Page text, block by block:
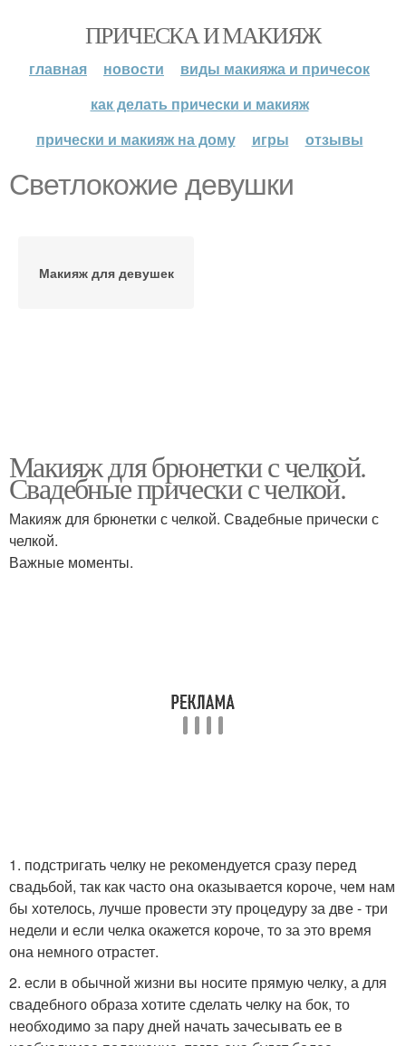
ПРИЧЕСКА И МАКИЯЖ
главная новости
виды макияжа и причесок
как делать прически и макияж
прически и макияж на дому
игры отзывы
Светлокожие девушки
Макияж для девушек
Макияж для брюнетки с челкой.
Свадебные прически с челкой.
Макияж для брюнетки с челкой. Свадебные прически с
челкой.
Важные моменты.
1. подстригать челку не рекомендуется сразу перед
свадьбой, так как часто она оказывается короче, чем нам
бы хотелось, лучше провести эту процедуру за две - три
недели и если челка окажется короче, то за это время
она немного отрастет.
2. если в обычной жизни вы носите прямую челку, а для
свадебного образа хотите сделать челку на бок, то
необходимо за пару дней начать зачесывать ее в